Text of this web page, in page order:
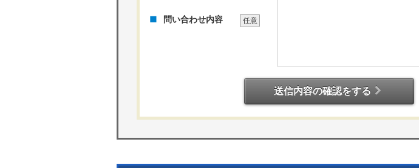
問い合わせ内容 任意
送信内容の確認をする